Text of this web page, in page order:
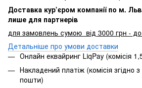
Доставка кур’єром компанії по м.
лише для партнерів
для замовлень сумою від 3000 грн -
Детальніше про умови доставки
Онлайн еквайринг LiqPay (комісія
Накладений платіж (комісія згідно
пошти)